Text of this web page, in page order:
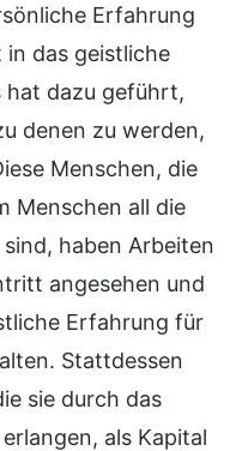
Erfahrung
das geistliche
hat dazu geführt,
denen zu werden,
Menschen, die
Menschen all die
haben Arbeiten
angesehen und
Erfahrung für
Stattdessen
sie durch das
als Kapital